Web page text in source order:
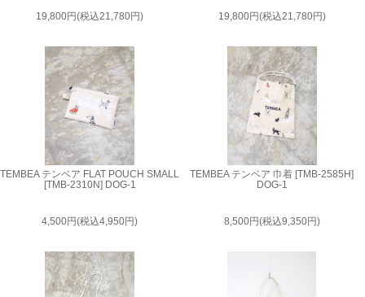
19,800円(税込21,780円) 19,800円(税込21,780円)
TEMBEA テンベア FLAT POUCH SMALL
[TMB-2310N] DOG-1
4,500円(税込4,950円)
TEMBEA テンベア 巾着 [TMB-2585H]
DOG-1
8,500円(税込9,350円)